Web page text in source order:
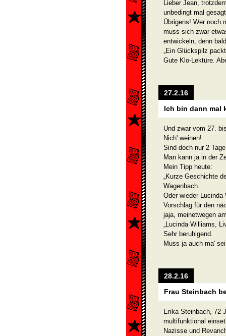
Lieber Jean,
unbedingt mal
Übrigens! Wer noch
muss sich zwar
entwickeln, denn
„Ein Glückspilz
Gute Klo-Lektüre.
27.2.16
Ich bin dann mal
Und zwar vom 27.
Nich' weinen!
Sind doch nur 2
Man kann ja in der
Mein Tipp heute:
„Kurze Geschichte
Wagenbach.
Oder wieder Lucinda
Vorschlag für den
jaja, meinetwegen
„Lucinda Williams,
Sehr beruhigend.
Muss ja auch ma'
28.2.16
Frau Steinbach
Erika Steinbach, 72
multifunktional
Nazisse und